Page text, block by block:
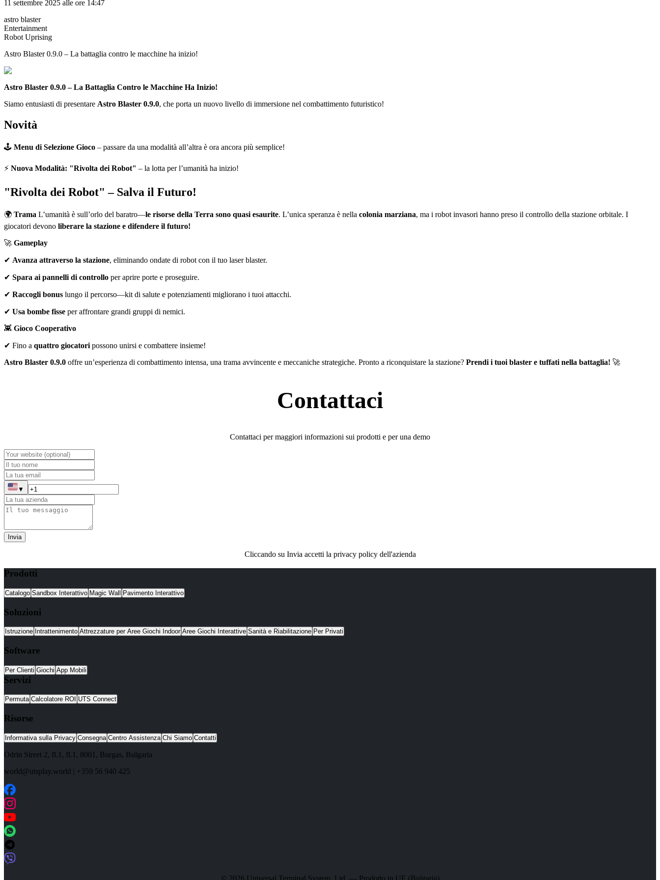
11 settembre 2025 alle ore 14:47
astro blaster
Entertainment
Robot Uprising​
Astro Blaster 0.9.0 – La battaglia contro le macchine ha inizio!
Astro Blaster 0.9.0 – La Battaglia Contro le Macchine Ha Inizio!
Siamo entusiasti di presentare Astro Blaster 0.9.0, che porta un nuovo livello di immersione nel combattimento futuristico!
Novità
🕹 Menu di Selezione Gioco – passare da una modalità all’altra è ora ancora più semplice!
⚡ Nuova Modalità: "Rivolta dei Robot" – la lotta per l’umanità ha inizio!
"Rivolta dei Robot" – Salva il Futuro!
🌍 Trama L’umanità è sull’orlo del baratro—le risorse della Terra sono quasi esaurite. L’unica speranza è nella colonia marziana, ma i robot invasori hanno preso il controllo della stazione orbitale. I
giocatori devono liberare la stazione e difendere il futuro!
🚀 Gameplay
✔ Avanza attraverso la stazione, eliminando ondate di robot con il tuo laser blaster.
✔ Spara ai pannelli di controllo per aprire porte e proseguire.
✔ Raccogli bonus lungo il percorso—kit di salute e potenziamenti migliorano i tuoi attacchi.
✔ Usa bombe fisse per affrontare grandi gruppi di nemici.
👾 Gioco Cooperativo
✔ Fino a quattro giocatori possono unirsi e combattere insieme!
Astro Blaster 0.9.0 offre un’esperienza di combattimento intensa, una trama avvincente e meccaniche strategiche. Pronto a riconquistare la stazione? Prendi i tuoi blaster e tuffati nella battaglia! 🚀
Contattaci
Contattaci per maggiori informazioni sui prodotti e per una demo
▼
Invia
Cliccando su Invia accetti la privacy policy dell'azienda
Prodotti
Catalogo Sandbox Interattivo Magic Wall Pavimento Interattivo
Soluzioni
Istruzione Intrattenimento Attrezzature per Aree Giochi Indoor Aree Giochi Interattive Sanità e Riabilitazione Per Privati
Software
Per Clienti Giochi App Mobili
Servizi
Permuta Calcolatore ROI UTS Connect
Risorse
Informativa sulla Privacy Consegna Centro Assistenza Chi Siamo Contatti
Odrin Street 2, fl.1 , fl.1, 8001 , Burgas, Bulgaria
world@utsplay.world | +359 56 940 425
© 2026 Universal Terminal System, Ltd. — Prodotto in UE (Bulgaria)